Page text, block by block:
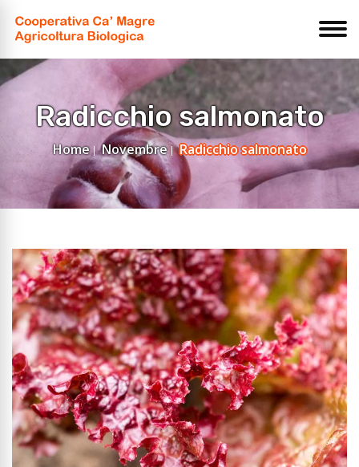
Radicchio salmonato
Home Novembre Radicchio salmonato